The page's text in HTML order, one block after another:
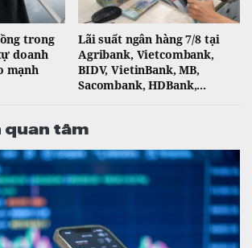
trong
doanh
mạnh
Lãi suất ngân hàng 7/8 tại
Agribank, Vietcombank,
BIDV, VietinBank, MB,
Sacombank, HDBank,...
quan tâm